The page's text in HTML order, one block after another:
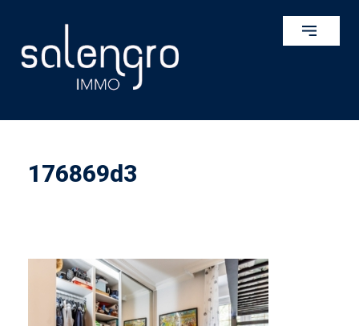
176869d3